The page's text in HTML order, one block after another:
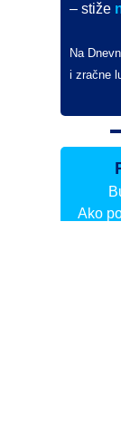
– stiže
Na
i zračne
Ako